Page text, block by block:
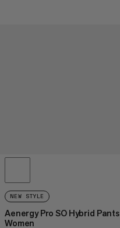
NEW STYLE
Aenergy Pro SO Hybrid Pants
Women